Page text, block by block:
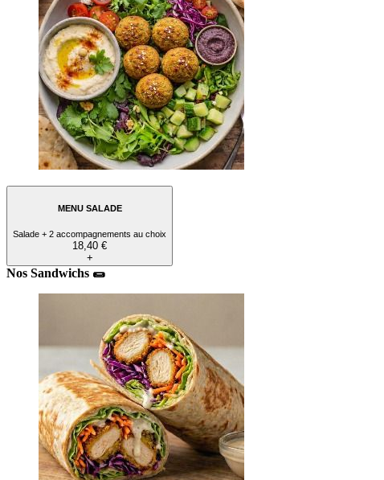
MENU SALADE
Salade + 2 accompagnements au choix
18,40 €
+
Nos Sandwichs 🌯